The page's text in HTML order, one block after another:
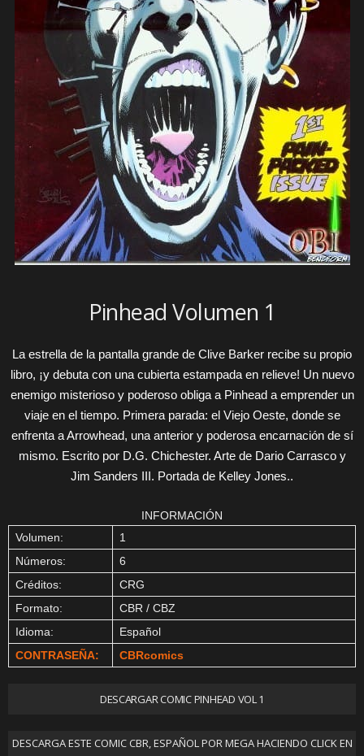
Pinhead Volumen 1
La estrella de la pantalla grande de Clive Barker recibe su propio
libro, ¡y debuta con una cubierta estampada en relieve! Un nuevo
enemigo misterioso y poderoso obliga a Pinhead a emprender un
viaje en el tiempo. Primera parada: el Viejo Oeste, donde se
enfrenta a Arrowhead, una anterior y poderosa encarnación de sí
mismo. Escrito por D.G. Chichester. Arte de Dario Carrasco y
Jim Sanders III. Portada de Kelley Jones..
INFORMACIÓN
Volumen:
1
Números:
6
Créditos:
CRG
Formato:
CBR / CBZ
Idioma:
Español
CONTRASEÑA:
CBRcomics
DESCARGAR COMIC PINHEAD VOL 1
DESCARGA ESTE COMIC CBR, ESPAÑOL POR MEGA HACIENDO CLICK EN